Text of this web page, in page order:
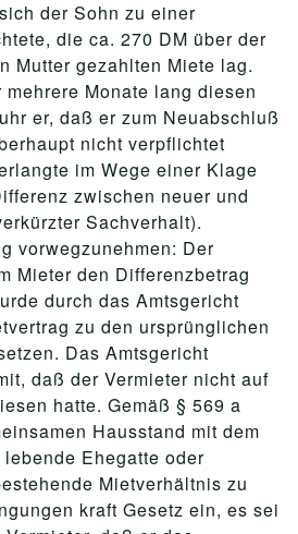
der Sohn zu einer
die ca. 270 DM über der
Mutter gezahlten Miete lag.
Monate lang diesen
er, daß er zum Neuabschluß
nicht verpflichtet
im Wege einer Klage
zwischen neuer und
Sachverhalt).
vorwegzunehmen: Der
Mieter den Differenzbetrag
durch das Amtsgericht
zu den ursprünglichen
Das Amtsgericht
daß der Vermieter nicht auf
hatte. Gemäß § 569 a
Hausstand mit dem
Ehegatte oder
Mietverhältnis zu
kraft Gesetz ein, es sei